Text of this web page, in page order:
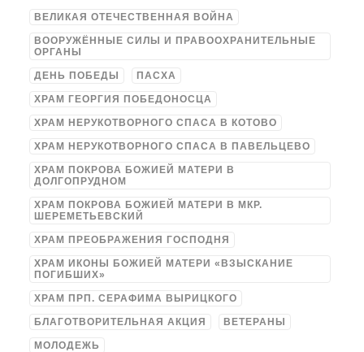
ВЕЛИКАЯ ОТЕЧЕСТВЕННАЯ ВОЙНА
ВООРУЖЁННЫЕ СИЛЫ И ПРАВООХРАНИТЕЛЬНЫЕ
ОРГАНЫ
ДЕНЬ ПОБЕДЫ ПАСХА
ХРАМ ГЕОРГИЯ ПОБЕДОНОСЦА
ХРАМ НЕРУКОТВОРНОГО СПАСА В КОТОВО
ХРАМ НЕРУКОТВОРНОГО СПАСА В ПАВЕЛЬЦЕВО
ХРАМ ПОКРОВА БОЖИЕЙ МАТЕРИ В
ДОЛГОПРУДНОМ
ХРАМ ПОКРОВА БОЖИЕЙ МАТЕРИ В МКР.
ШЕРЕМЕТЬЕВСКИЙ
ХРАМ ПРЕОБРАЖЕНИЯ ГОСПОДНЯ
ХРАМ ИКОНЫ БОЖИЕЙ МАТЕРИ «ВЗЫСКАНИЕ
ПОГИБШИХ»
ХРАМ ПРП. СЕРАФИМА ВЫРИЦКОГО
БЛАГОТВОРИТЕЛЬНАЯ АКЦИЯ ВЕТЕРАНЫ
МОЛОДЕЖЬ